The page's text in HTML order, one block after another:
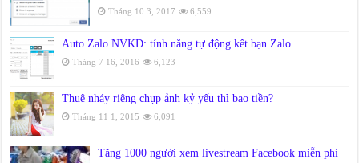
Tháng 10 3, 2017 6,559
Auto Zalo NVKD: tính năng tự động kết bạn Zalo
Tháng 7 16, 2016 6,123
Thuê nháy riêng chụp ảnh kỷ yếu thì bao tiền?
Tháng 11 1, 2015 6,091
Tăng 1000 người xem livestream Facebook miễn phí